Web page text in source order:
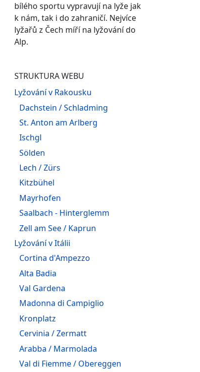
bílého sportu vypravují na lyže jak
k nám, tak i do zahraničí. Nejvíce
lyžařů z Čech míří na lyžování do
Alp.
STRUKTURA WEBU
Lyžování v Rakousku
Dachstein / Schladming
St. Anton am Arlberg
Ischgl
Sölden
Lech / Zürs
Kitzbühel
Mayrhofen
Saalbach - Hinterglemm
Zell am See / Kaprun
Lyžování v Itálii
Cortina d'Ampezzo
Alta Badia
Val Gardena
Madonna di Campiglio
Kronplatz
Cervinia / Zermatt
Arabba / Marmolada
Val di Fiemme / Obereggen